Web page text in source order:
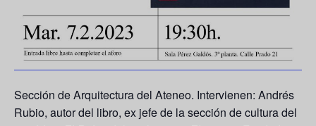
Sección de Arquitectura del Ateneo. Intervienen: Andrés
Rubio, autor del libro, ex jefe de la sección de cultura del